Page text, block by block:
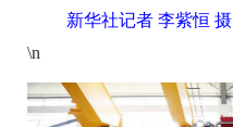
新华社记者 李紫恒 摄
\n